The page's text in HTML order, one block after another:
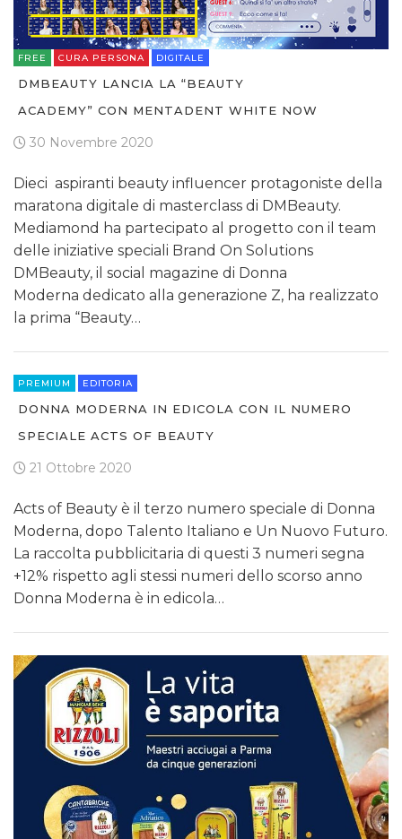
FREE CURA PERSONA DIGITALE
DMBEAUTY LANCIA LA “BEAUTY
ACADEMY” CON MENTADENT WHITE NOW
30 Novembre 2020
Dieci aspiranti beauty influencer protagoniste della
maratona digitale di masterclass di DMBeauty.
Mediamond ha partecipato al progetto con il team
delle iniziative speciali Brand On Solutions
DMBeauty, il social magazine di Donna
Moderna dedicato alla generazione Z, ha realizzato
la prima “Beauty…
PREMIUM EDITORIA
DONNA MODERNA IN EDICOLA CON IL NUMERO
SPECIALE ACTS OF BEAUTY
21 Ottobre 2020
Acts of Beauty è il terzo numero speciale di Donna
Moderna, dopo Talento Italiano e Un Nuovo Futuro.
La raccolta pubblicitaria di questi 3 numeri segna
+12% rispetto agli stessi numeri dello scorso anno
Donna Moderna è in edicola…